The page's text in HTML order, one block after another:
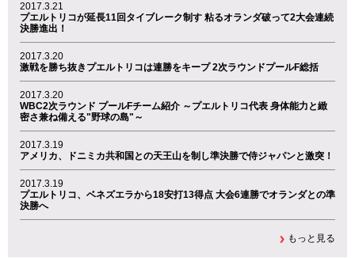
2017.3.21
プエルトリコが延長11回タイブレーク制す 粘るオランダ破って2大会連続
決勝進出！
2017.3.20
激戦を勝ち抜きプエルトリコは連勝をキープ 2次ラウンドプールF総括
2017.3.20
WBC2次ラウンド プールFチーム紹介 ～プエルトリコ代表 身体能力と緻
密さ兼ね備える"野球の島"～
2017.3.19
アメリカ、ドニミカ共和国との天王山を制し準決勝で侍ジャパンと激突！
2017.3.19
プエルトリコ、ベネズエラから18安打13得点 大会6連勝でオランダとの準
決勝へ
もっと見る